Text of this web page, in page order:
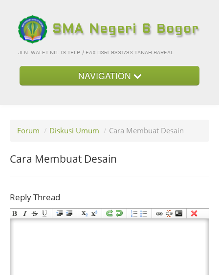
SMA Negeri 6 Bogor
JLN. WALET NO. 13 TELP. / FAX 0251-8331732 TANAH SAREAL
NAVIGATION
Album Foto
Login
Forum / Diskusi Umum / Cara Membuat Desain
Cara Membuat Desain
Reply Thread